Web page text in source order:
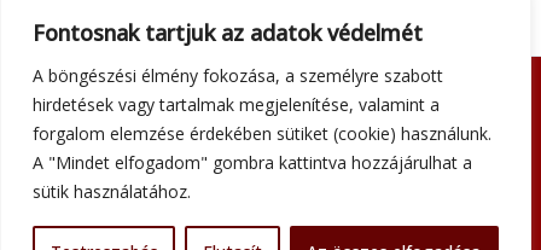
Fontosnak tartjuk az adatok védelmét
A böngészési élmény fokozása, a személyre szabott
hirdetések vagy tartalmak megjelenítése, valamint a
forgalom elemzése érdekében sütiket (cookie) használunk.
A "Mindet elfogadom" gombra kattintva hozzájárulhat a
sütik használatához.
Adatkezelési tájékoztató
Általános szerződési feltételek
Kapcsolat